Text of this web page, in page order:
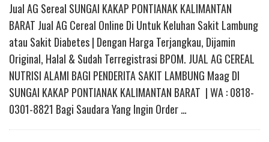
Jual AG Sereal SUNGAI KAKAP PONTIANAK KALIMANTAN
BARAT Jual AG Cereal Online Di Untuk Keluhan Sakit Lambung
atau Sakit Diabetes | Dengan Harga Terjangkau, Dijamin
Original, Halal & Sudah Terregistrasi BPOM. JUAL AG CEREAL
NUTRISI ALAMI BAGI PENDERITA SAKIT LAMBUNG Maag DI
SUNGAI KAKAP PONTIANAK KALIMANTAN BARAT | WA : 0818-
0301-8821 Bagi Saudara Yang Ingin Order …